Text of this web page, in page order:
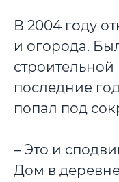
В 2004 году
и огорода.
последние
попал под
– Это и
Дом в